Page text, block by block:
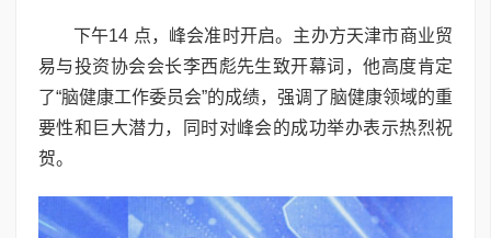
下午14 点，峰会准时开启。主办方天津市商业贸
易与投资协会会长李西彪先生致开幕词，他高度肯定
了“脑健康工作委员会”的成绩，强调了脑健康领域的重
要性和巨大潜力，同时对峰会的成功举办表示热烈祝
贺。